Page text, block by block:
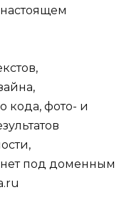
кода, фото- и
под доменным